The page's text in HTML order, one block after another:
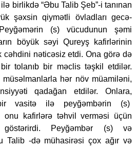
birlikdə “Əbu Talib Şeb”-i tanınan
şəxsin qiymətli övladları gecə-
(s) vücudunun şəmi
böyük səyi Qureyş kafirlərinin
cəhdini nəticəsiz etdi. Ona görə də
tolanıb bir məclis təşkil etdilər.
hər növ müamiləni,
qadağan etdilər. Onlara,
vasitə ilə peyğəmbərin (s)
onu kafirlərə təhvil verməsi üçün
göstərirdi. Peyğəmbər (s) və
Talib -də mühasirəsi çox ağır və